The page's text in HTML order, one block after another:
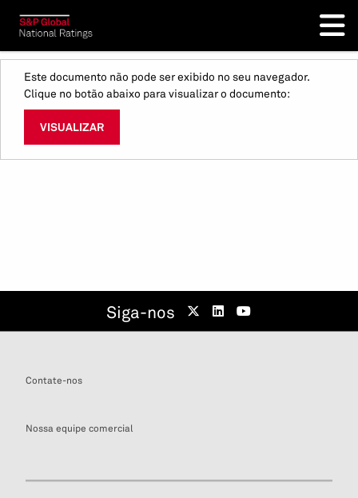
Este documento não pode ser exibido no seu navegador.
Clique no botão abaixo para visualizar o documento:
VISUALIZAR
Siga-nos
Contate-nos
Nossa equipe comercial